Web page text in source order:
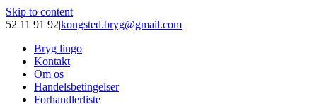
Skip to content
52 11 91 92|kongsted.bryg@gmail.com
Bryg lingo
Kontakt
Om os
Handelsbetingelser
Forhandlerliste